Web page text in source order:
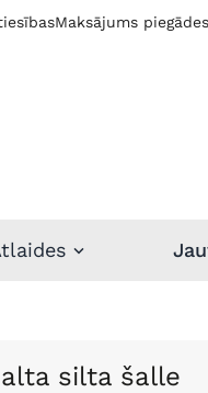
Maksājums
Balta silta šalle